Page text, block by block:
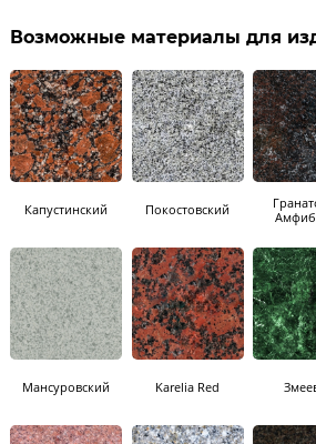
Возможные материалы для
Капустинский Покостовский
Мансуровский Karelia Red